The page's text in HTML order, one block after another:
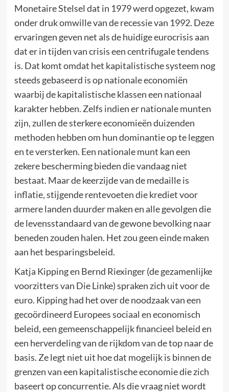
Monetaire Stelsel dat in 1979 werd opgezet, kwam
onder druk omwille van de recessie van 1992. Deze
ervaringen geven net als de huidige eurocrisis aan
dat er in tijden van crisis een centrifugale tendens
is. Dat komt omdat het kapitalistische systeem nog
steeds gebaseerd is op nationale economiën
waarbij de kapitalistische klassen een nationaal
karakter hebben. Zelfs indien er nationale munten
zijn, zullen de sterkere economieën duizenden
methoden hebben om hun dominantie op te leggen
en te versterken. Een nationale munt kan een
zekere bescherming bieden die vandaag niet
bestaat. Maar de keerzijde van de medaille is
inflatie, stijgende rentevoeten die krediet voor
armere landen duurder maken en alle gevolgen die
de levensstandaard van de gewone bevolking naar
beneden zouden halen. Het zou geen einde maken
aan het besparingsbeleid.
Katja Kipping en Bernd Riexinger (de gezamenlijke
voorzitters van Die Linke) spraken zich uit voor de
euro. Kipping had het over de noodzaak van een
gecoördineerd Europees sociaal en economisch
beleid, een gemeenschappelijk financieel beleid en
een herverdeling van de rijkdom van de top naar de
basis. Ze legt niet uit hoe dat mogelijk is binnen de
grenzen van een kapitalistische economie die zich
baseert op concurrentie. Als die vraag niet wordt